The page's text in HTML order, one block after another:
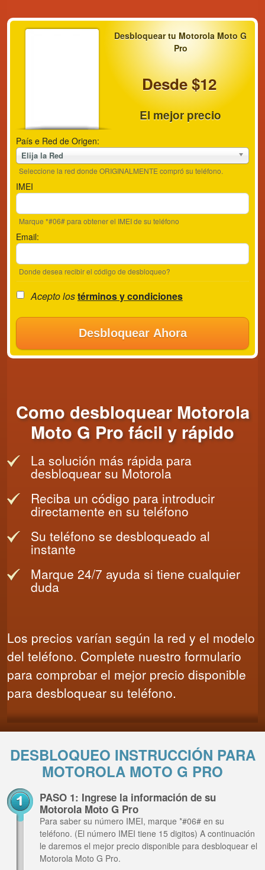
Desbloquear tu Motorola Moto G
Pro
Desde $12
El mejor precio
País e Red de Origen:
Elija la Red
Seleccione la red donde ORIGINALMENTE compró su teléfono.
IMEI
Marque *#06# para obtener el IMEI de su teléfono
Email:
Donde desea recibir el código de desbloqueo?
Acepto lostérminos y condiciones
Desbloquear Ahora
Como desbloquear Motorola
Moto G Pro fácil y rápido
La solución más rápida para
desbloquear su Motorola
Reciba un código para introducir
directamente en su teléfono
Su teléfono se desbloqueado al
instante
Marque 24/7 ayuda si tiene cualquier
duda
Los precios varían según la red y el modelo
del teléfono. Complete nuestro formulario
para comprobar el mejor precio disponible
para desbloquear su teléfono.
DESBLOQUEO INSTRUCCIÓN PARA
MOTOROLA MOTO G PRO
PASO 1: Ingrese la información de su
Motorola Moto G Pro
Para saber su número IMEI, marque *#06# en su
teléfono. (El número IMEI tiene 15 digitos) A continuación
le daremos el mejor precio disponible para desbloquear el
Motorola Moto G Pro.